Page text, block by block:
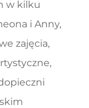
w kilku
i Anny,
zajęcia,